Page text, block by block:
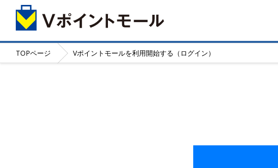
TOPページ Vポイントモールを利用開始する（ログイン）